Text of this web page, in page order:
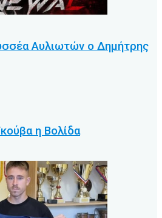
Αυλιωτών ο Δημήτρης
η Βολίδα